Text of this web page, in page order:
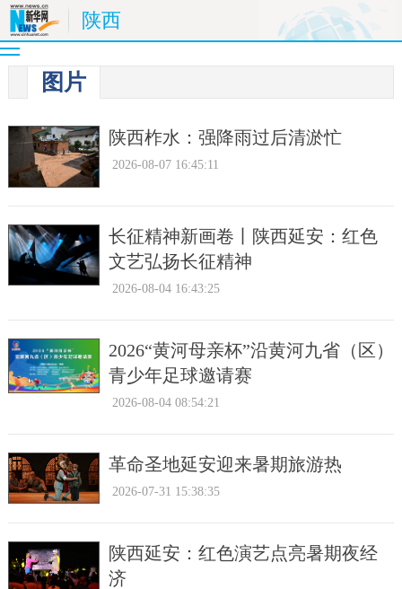
陕西
图片
陕西柞水：强降雨过后清淤忙
2026-08-07 16:45:11
长征精神新画卷丨陕西延安：红色
文艺弘扬长征精神
2026-08-04 16:43:25
2026“黄河母亲杯”沿黄河九省（区）
青少年足球邀请赛
2026-08-04 08:54:21
革命圣地延安迎来暑期旅游热
2026-07-31 15:38:35
陕西延安：红色演艺点亮暑期夜经
济